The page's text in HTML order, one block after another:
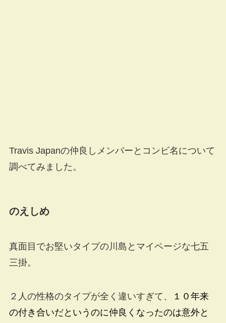
Travis Japanの仲良しメンバーとコンビ名について
調べてみました。
のえしめ
真面目でお堅いタイプの川島とマイページな七五
三掛。
２人の性格のタイプが全く違いすぎて、
１０年来
の付き合いだというのに仲良くなったのは意外と